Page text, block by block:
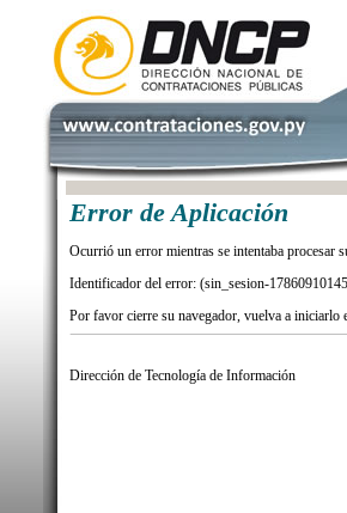
Error de Aplicación
Ocurrió un error mientras se intentaba procesar
Identificador del error: (sin_sesion-
Por favor cierre su navegador, vuelva a iniciarlo
Dirección de Tecnología de Información